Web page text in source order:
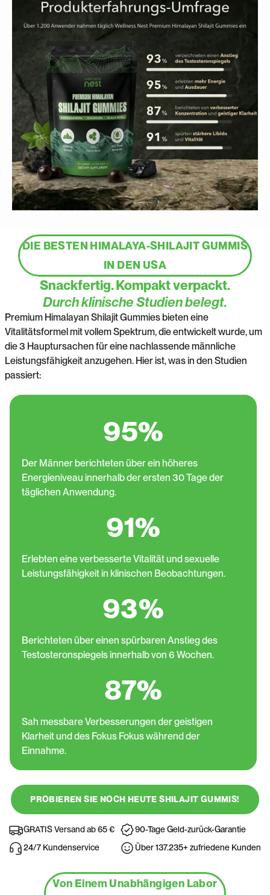
DIE BESTEN HIMALAYA-SHILAJIT GUMMIS
IN DEN USA
Snackfertig. Kompakt verpackt.
Durch klinische Studien belegt.
Premium Himalayan Shilajit Gummies bieten eine
Vitalitätsformel mit vollem Spektrum, die entwickelt wurde, um
die 3 Hauptursachen für eine nachlassende männliche
Leistungsfähigkeit anzugehen. Hier ist, was in den Studien
passiert:
95%
Der Männer berichteten über ein höheres
Energieniveau innerhalb der ersten 30 Tage der
täglichen Anwendung.
91%
Erlebten eine verbesserte Vitalität und sexuelle
Leistungsfähigkeit in klinischen Beobachtungen.
93%
Berichteten über einen spürbaren Anstieg des
Testosteronspiegels innerhalb von 6 Wochen.
87%
Sah messbare Verbesserungen der geistigen
Klarheit und des Fokus Fokus während der
Einnahme.
PROBIEREN SIE NOCH HEUTE SHILAJIT GUMMIS!
GRATIS Versand ab 65 €
24/7 Kundenservice
90-Tage Geld-zurück-Garantie
Über 137.235+ zufriedene Kunden
Von Einem Unabhängigen Labor